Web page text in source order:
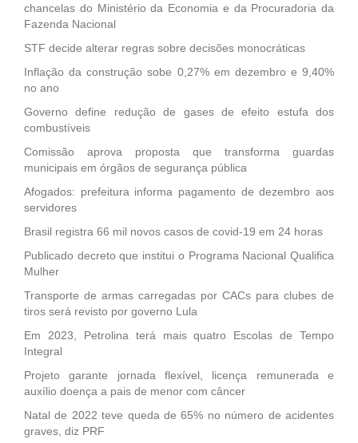
chancelas do Ministério da Economia e da Procuradoria da
Fazenda Nacional
STF decide alterar regras sobre decisões monocráticas
Inflação da construção sobe 0,27% em dezembro e 9,40%
no ano
Governo define redução de gases de efeito estufa dos
combustíveis
Comissão aprova proposta que transforma guardas
municipais em órgãos de segurança pública
Afogados: prefeitura informa pagamento de dezembro aos
servidores
Brasil registra 66 mil novos casos de covid-19 em 24 horas
Publicado decreto que institui o Programa Nacional Qualifica
Mulher
Transporte de armas carregadas por CACs para clubes de
tiros será revisto por governo Lula
Em 2023, Petrolina terá mais quatro Escolas de Tempo
Integral
Projeto garante jornada flexível, licença remunerada e
auxílio doença a pais de menor com câncer
Natal de 2022 teve queda de 65% no número de acidentes
graves, diz PRF